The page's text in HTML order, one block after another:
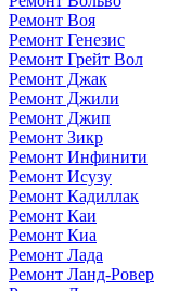
Ремонт Воя
Ремонт Генезис
Ремонт Грейт Вол
Ремонт Джак
Ремонт Джили
Ремонт Джип
Ремонт Зикр
Ремонт Инфинити
Ремонт Исузу
Ремонт Кадиллак
Ремонт Каи
Ремонт Киа
Ремонт Лада
Ремонт Ланд-Ровер